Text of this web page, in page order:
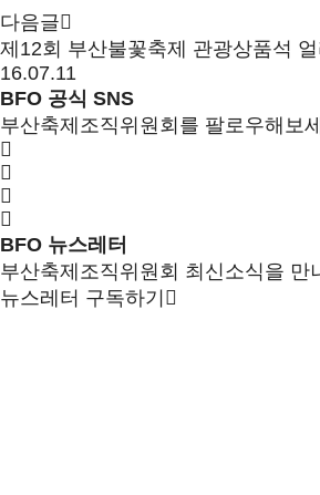
다음글
제12회 부산불꽃축제 관광상품석
16.07.11
BFO 공식 SNS
부산축제조직위원회를 팔로우해보
BFO 뉴스레터
부산축제조직위원회 최신소식을 만
뉴스레터 구독하기